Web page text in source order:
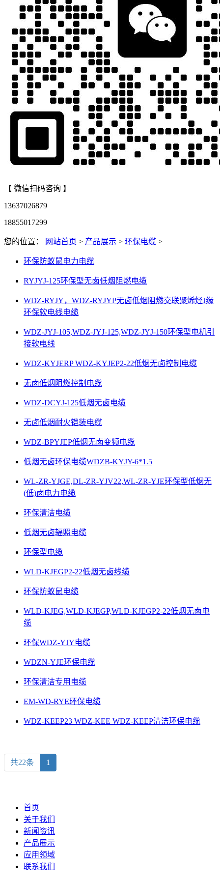
【 微信扫码咨询 】
13637026879
18855017299
您的位置： 网站首页 > 产品展示 > 环保电缆 >
环保防蚁鼠电力电缆
RYJYJ-125环保型无卤低烟阻燃电缆
WDZ-RYJY，WDZ-RYJYP无卤低烟阻燃交联聚烯烃J缘
环保软电线电缆
WDZ-JYJ-105,WDZ-JYJ-125,WDZ-JYJ-150环保型电机引
接软电线
WDZ-KYJERP WDZ-KYJEP2-22低烟无卤控制电缆
无卤低烟阻燃控制电缆
WDZ-DCYJ-125低烟无卤电缆
无卤低烟耐火铠装电缆
WDZ-BPYJEP低烟无卤变频电缆
低烟无卤环保电缆WDZB-KYJY-6*1.5
WL-ZR-YJGE,DL-ZR-YJV22,WL-ZR-YJE环保型低烟无
(低)卤电力电缆
环保清洁电缆
低烟无卤辐照电缆
环保型电缆
WLD-KJEGP2-22低烟无卤线缆
环保防蚁鼠电缆
WLD-KJEG,WLD-KJEGP,WLD-KJEGP2-22低烟无卤电
缆
环保WDZ-YJY电缆
WDZN-YJE环保电缆
环保清洁专用电缆
EM-WD-RYE环保电缆
WDZ-KEEP23 WDZ-KEE WDZ-KEEP清洁环保电缆
共22条 1
首页
关于我们
新闻资讯
产品展示
应用领域
联系我们